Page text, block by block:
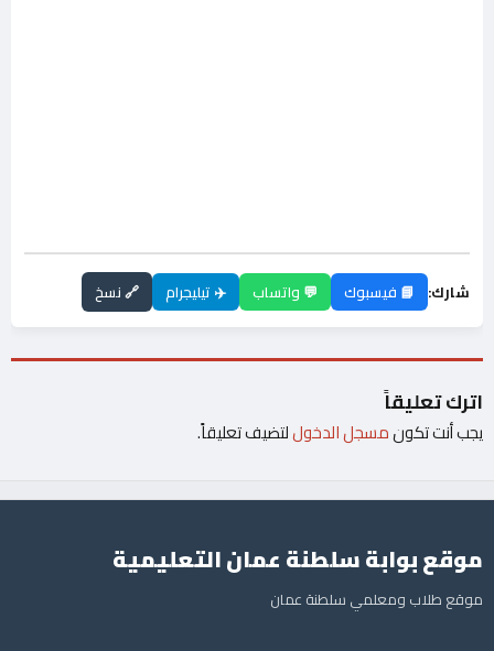
شارك: 📘 فيسبوك 💬 واتساب ✈️ تيليجرام 🔗 نسخ
اترك تعليقاً
يجب أنت تكونمسجل الدخوللتضيف تعليقاً.
موقع بوابة سلطنة عمان التعليمية
موقع طلاب ومعلمي سلطنة عمان